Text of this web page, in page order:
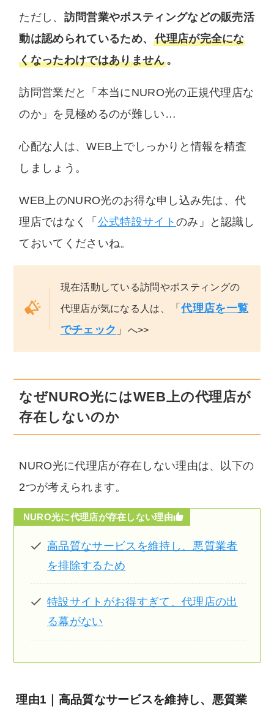
ただし、 訪問営業やポスティングなどの販売活
動は認められているため、代理店が完全にな
くなったわけではありません。
訪問営業だと「本当にNURO光の正規代理店な
のか」を見極めるのが難しい…
心配な人は、WEB上でしっかりと情報を精査
しましょう。
WEB上のNURO光のお得な申し込み先は、代
理店ではなく「 公式特設サイト のみ」と認識し
ておいてくださいね。
現在活動している訪問やポスティングの
代理店が気になる人は、
「代理店を一覧
でチェック 」 へ>>
なぜNURO光にはWEB上の代理店が
存在しないのか
NURO光に代理店が存在しない理由は、以下の
2つが考えられます。
NURO光に代理店が存在しない理由
高品質なサービスを維持し、悪質業者
を排除するため
特設サイトがお得すぎて、代理店の出
る幕がない
理由1｜高品質なサービスを維持し、悪質業